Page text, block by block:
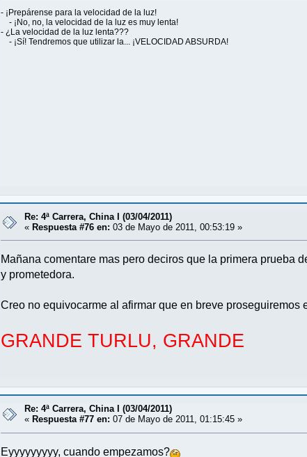
- ¡Prepárense para la velocidad de la luz!
- ¡No, no, la velocidad de la luz es muy lenta!
- ¿La velocidad de la luz lenta???
- ¡Sí! Tendremos que utilizar la... ¡VELOCIDAD ABSURDA!
Re: 4ª Carrera, China I (03/04/2011)
«Respuesta #76 en: 03 de Mayo de 2011, 00:53:19 »
Mañana comentare mas pero deciros que la primera prueba
y prometedora.
Creo no equivocarme al afirmar que en breve proseguiremos
GRANDE TURLU, GRANDE
Re: 4ª Carrera, China I (03/04/2011)
« Respuesta #77 en: 07 de Mayo de 2011, 01:15:45 »
Eyyyyyyyyy, cuando empezamos?